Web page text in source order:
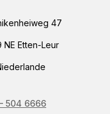
47
NE Etten-Leur
504 6666